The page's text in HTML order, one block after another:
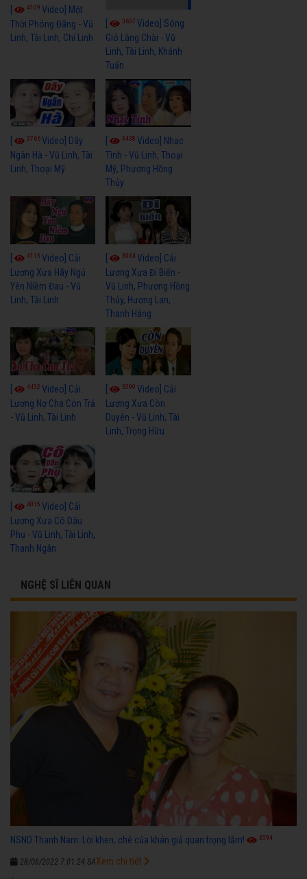
4109 Video] Một
Thời Phóng Đãng - Vũ
Linh, Tài Linh, Chí Linh
3657Video] Sóng
Gió Làng Chài - Vũ
Linh, Tài Linh, Khánh
Tuấn
3766Video] Dãy
Ngân Hà - Vũ Linh, Tài
Linh, Thoại Mỹ
3438Video] Nhạc
Tình - Vũ Linh, Thoại
Mỹ, Phương Hồng
Thủy
4113 Video] Cải
Lương Xưa Hãy Ngủ
Yên Niềm Đau - Vũ
Linh, Tài Linh
3964Video] Cải
Lương Xưa Đi Biển -
Vũ Linh, Phương Hồng
Thủy, Hương Lan,
Thanh Hằng
4432 Video] Cải
Lương Nợ Cha Con Trả
- Vũ Linh, Tài Linh
3599Video] Cải
Lương Xưa Còn
Duyên - Vũ Linh, Tài
Linh, Trọng Hữu
[ 4015 Video] Cải
Lương Xưa Cô Dâu
Phụ - Vũ Linh, Tài Linh,
Thanh Ngân
NGHỆ SĨ LIÊN QUAN
NSND Thanh Nam: Lời khen, chê của khán giả quan trọng lắm! 3594
28/06/2022 7:01:24 SAXem chi tiết